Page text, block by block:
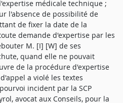
médicale technique ;
l'absence de possibilité de
de fixer la date de la
demande d'expertise par les
M. [I] [W] de ses
quand elle ne pouvait
de la procédure d'expertise
a violé les textes
incident par la SCP
avocat aux Conseils, pour la